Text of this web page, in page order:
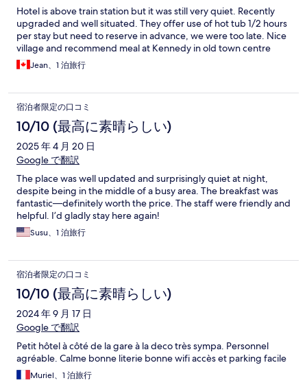
Hotel is above train station but it was still very quiet. Recently
upgraded and well situated. They offer use of hot tub 1/2 hours
per stay but need to reserve in advance, we were too late. Nice
village and recommend meal at Kennedy in old town centre
Jean、1 泊旅行
宿泊者限定の口コミ
10/10 (最高に素晴らしい)
2025 年 4 月 20 日
Google で翻訳
The place was well updated and surprisingly quiet at night,
despite being in the middle of a busy area. The breakfast was
fantastic—definitely worth the price. The staff were friendly and
helpful. I’d gladly stay here again!
Susu、1 泊旅行
宿泊者限定の口コミ
10/10 (最高に素晴らしい)
2024 年 9 月 17 日
Google で翻訳
Petit hôtel à côté de la gare à la deco très sympa. Personnel
agréable. Calme bonne literie bonne wifi accès et parking facile
Muriel、1 泊旅行